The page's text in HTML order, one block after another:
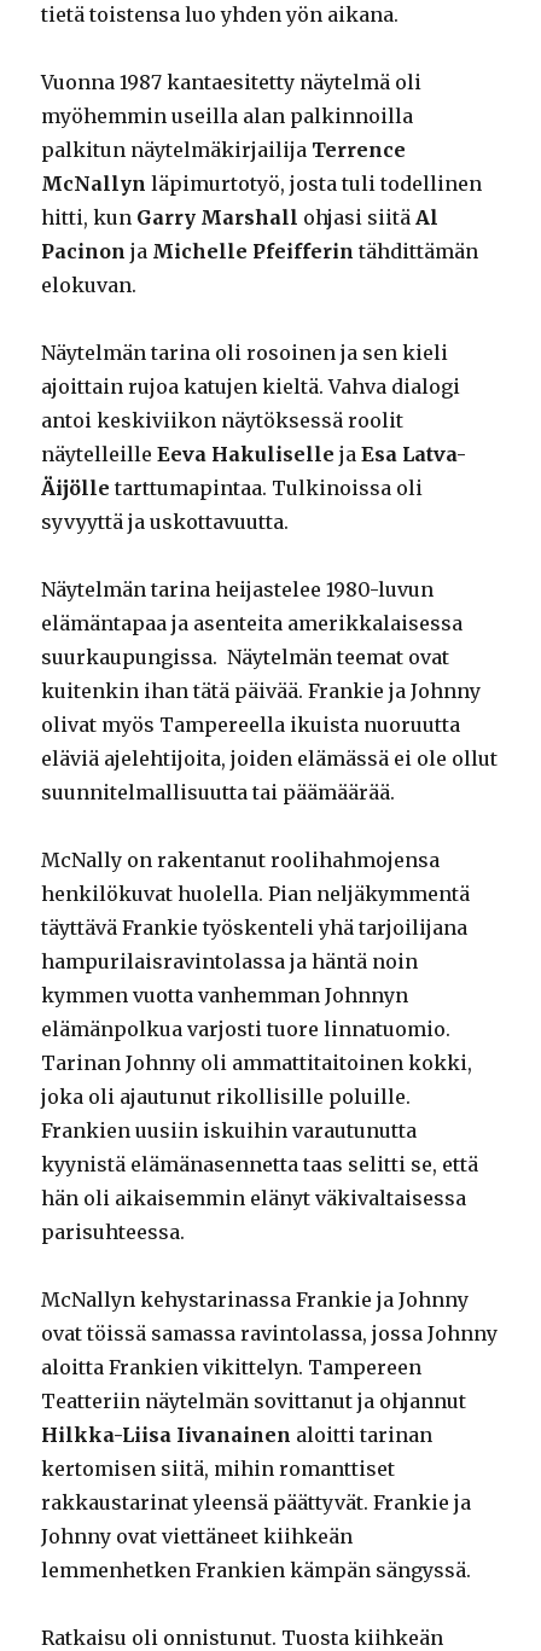
tietä toistensa luo yhden yön aikana.
Vuonna 1987 kantaesitetty näytelmä oli
myöhemmin useilla alan palkinnoilla
palkitun näytelmäkirjailija Terrence
McNallyn läpimurtotyö, josta tuli todellinen
hitti, kun Garry Marshall ohjasi siitä Al
Pacinon ja Michelle Pfeifferin tähdittämän
elokuvan.
Näytelmän tarina oli rosoinen ja sen kieli
ajoittain rujoa katujen kieltä. Vahva dialogi
antoi keskiviikon näytöksessä roolit
näytelleilleEeva Hakuliselle jaEsa Latva-
Äijölle tarttumapintaa. Tulkinoissa oli
syvyyttä ja uskottavuutta.
Näytelmän tarina heijastelee 1980-luvun
elämäntapaa ja asenteita amerikkalaisessa
suurkaupungissa. Näytelmän teemat ovat
kuitenkin ihan tätä päivää. Frankie ja Johnny
olivat myös Tampereella ikuista nuoruutta
eläviä ajelehtijoita, joiden elämässä ei ole ollut
suunnitelmallisuutta tai päämäärää.
McNally on rakentanut roolihahmojensa
henkilökuvat huolella. Pian neljäkymmentä
täyttävä Frankie työskenteli yhä tarjoilijana
hampurilaisravintolassa ja häntä noin
kymmen vuotta vanhemman Johnnyn
elämänpolkua varjosti tuore linnatuomio.
Tarinan Johnny oli ammattitaitoinen kokki,
joka oli ajautunut rikollisille poluille.
Frankien uusiin iskuihin varautunutta
kyynistä elämänasennetta taas selitti se, että
hän oli aikaisemmin elänyt väkivaltaisessa
parisuhteessa.
McNallyn kehystarinassa Frankie ja Johnny
ovat töissä samassa ravintolassa, jossa Johnny
aloitta Frankien vikittelyn. Tampereen
Teatteriin näytelmän sovittanut ja ohjannut
Hilkka-Liisa Iivanainen aloitti tarinan
kertomisen siitä, mihin romanttiset
rakkaustarinat yleensä päättyvät. Frankie ja
Johnny ovat viettäneet kiihkeän
lemmenhetken Frankien kämpän sängyssä.
Ratkaisu oli onnistunut. Tuosta kiihkeän